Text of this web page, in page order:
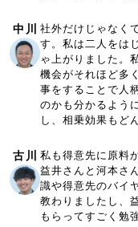
中川
社外だけじゃなく
す。私は二人をは
ゃ上がりました。
機会がそれほど多
事をすることで人
のかも分かるよう
し、相乗効果もど
古川
私も得意先に原料
益井さんと河本さ
識や得意先のバイ
教わりましたし、
もらってすごく勉